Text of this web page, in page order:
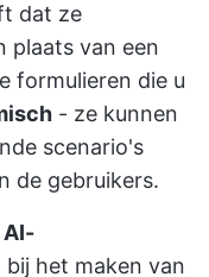
dat ze
plaats van een
formulieren die u
- ze kunnen
scenario's
de gebruikers.
AI-
het maken van